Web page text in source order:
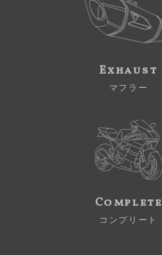
Exhaust
マフラー
Complete
コンプリート